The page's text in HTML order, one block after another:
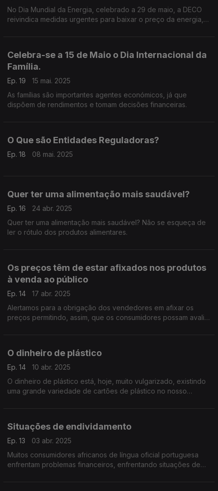
No Dia Mundial da Energia, celebrado a 29 de maio, a DECO
reivindica medidas urgentes para baixar o preço da energia,
Celebra-se a 15 de Maio o Dia Internacional da
Família.
Ep. 19
15 mai. 2025
As famílias são importantes agentes económicos, já que
dispõem de rendimentos e tomam decisões financeiras.
O Que são Entidades Reguladoras?
Ep. 18 08 mai. 2025
Quer ter uma alimentação mais saudável?
Ep. 16
24 abr. 2025
Quer ter uma alimentação mais saudável? Não se esqueça de
ler o rótulo dos produtos alimentares.
Os preços têm de estar afixados nos produtos
à venda ao público
Ep. 14
17 abr. 2025
Alertamos para a obrigação dos vendedores em afixar os
preços permitindo, assim, que os consumidores possam avaliar
O dinheiro de plástico
Ep. 14
10 abr. 2025
O dinheiro de plástico está, hoje, muito vulgarizado, existindo
uma grande variedade de cartões de plástico no nosso
Situações de endividamento
Ep. 13
03 abr. 2025
Muitos consumidores africanos de língua oficial portuguesa
enfrentam problemas financeiros, enfrentando situações de